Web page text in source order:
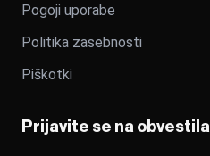
Pogoji uporabe
Politika zasebnosti
Piškotki
Prijavite se na obvestila